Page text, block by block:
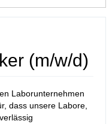
(m/w/d)
Laborunternehmen
dass unsere Labore,